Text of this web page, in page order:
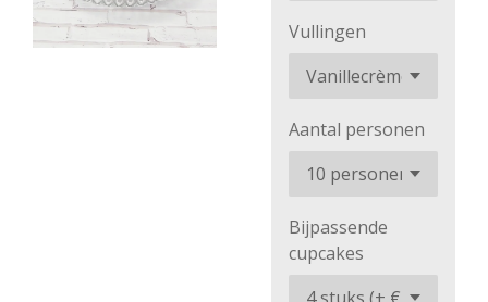
Vullingen
Aantal personen
Bijpassende
cupcakes